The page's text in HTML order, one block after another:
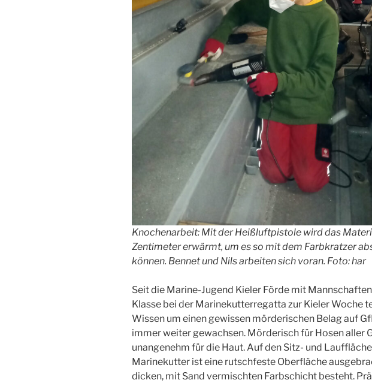
Knochenarbeit: Mit der Heißluftpistole wird das
Zentimeter erwärmt, um es so mit dem Farbkratzer
können. Bennet und Nils arbeiten sich voran. Foto: har
Seit die Marine-Jugend Kieler Förde mit
Klasse bei der Marinekutterregatta zur Kieler Woche
Wissen um einen gewissen mörderischen Belag auf
immer weiter gewachsen. Mörderisch für Hosen aller
unangenehm für die Haut. Auf den Sitz- und
Marinekutter ist eine rutschfeste Oberfläche
dicken, mit Sand vermischten Farbschicht besteht.